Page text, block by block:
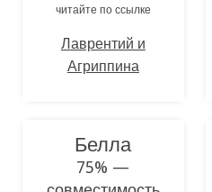
читайте по ссылке
Лаврентий и
Агриппина
Белла
75% —